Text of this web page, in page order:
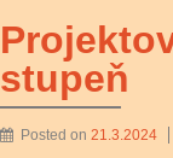
stupeň
Posted on 21.3.2024